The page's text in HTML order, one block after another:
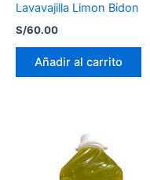
Lavavajilla Limon Bidon
S/60.00
Añadir al carrito